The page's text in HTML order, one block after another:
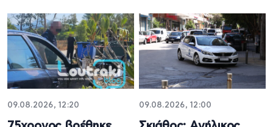
09.08.2026, 12:20 09.08.2026, 12:00